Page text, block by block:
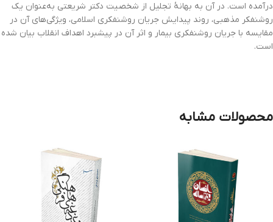
درآمده است. در آن به بهانۀ تجليل از شخصيت دکتر شريعتی به‌عنوان يک
روشنفکر مذهبی، روند پيدايش جريان روشنفکری اسلامی، ويژگی‌های آن در
مقايسه با جريان روشنفکری بيمار و اثر آن در پيشبرد اهداف انقلاب بيان شده
است.
محصولات مشابه